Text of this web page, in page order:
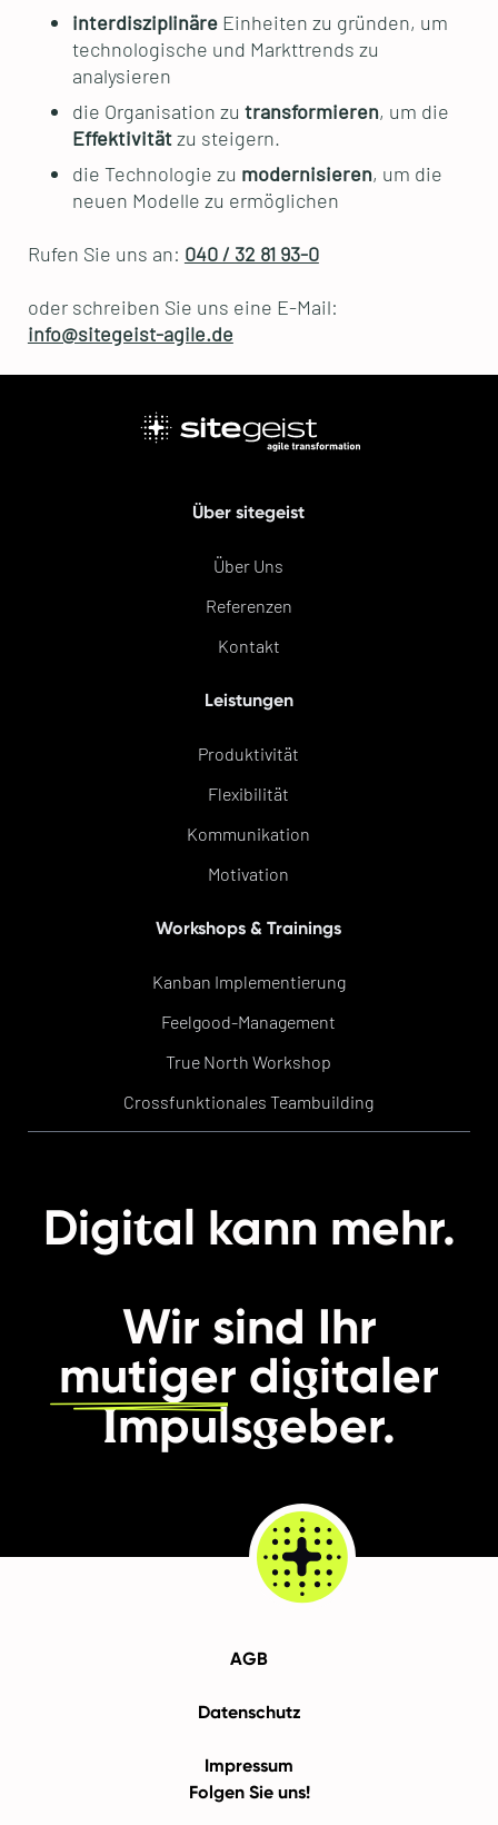
interdisziplinäre Einheiten zu gründen, um
technologische und Markttrends zu
analysieren
die Organisation zu transformieren, um die
Effektivitätzu steigern.
die Technologie zu modernisieren, um die
neuen Modelle zu ermöglichen
Rufen Sie uns an: 040 / 32 81 93-0
oder schreiben Sie uns eine E-Mail:
info@sitegeist-agile.de
Über sitegeist
Über Uns
Referenzen
Kontakt
Leistungen
Produktivität
Flexibilität
Kommunikation
Motivation
Workshops & Trainings
Kanban Implementierung
Feelgood-Management
True North Workshop
Crossfunktionales Teambuilding
Digital kann mehr.
Wir sind Ihr
mutiger digitaler
Impulsgeber.
AGB
Datenschutz
Impressum
Folgen Sie uns!